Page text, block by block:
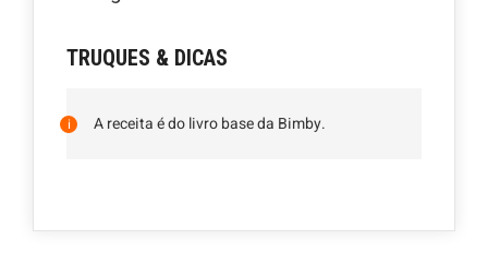
TRUQUES & DICAS
A receita é do livro base da Bimby.